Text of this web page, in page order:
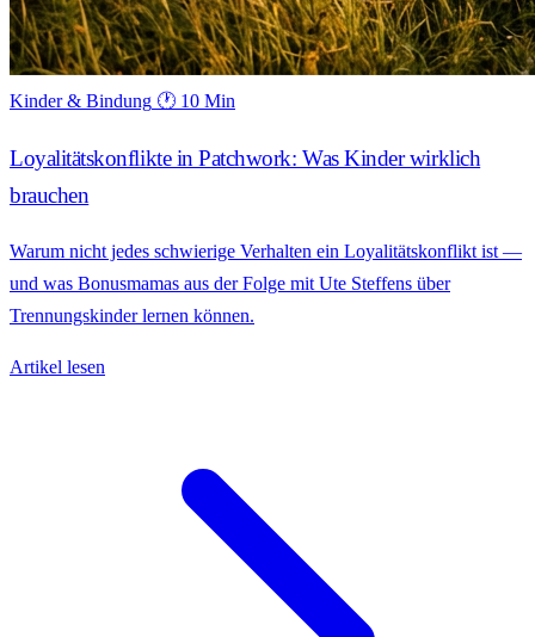
Kinder & Bindung 🕐 10 Min
Loyalitätskonflikte in Patchwork: Was Kinder wirklich
brauchen
Warum nicht jedes schwierige Verhalten ein Loyalitätskonflikt ist —
und was Bonusmamas aus der Folge mit Ute Steffens über
Trennungskinder lernen können.
Artikel lesen